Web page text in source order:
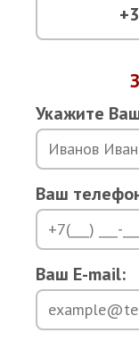
Укажите
Ваш
Ваш E-mail: